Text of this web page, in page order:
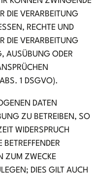
DIE VERARBEITUNG
RECHTE UND
DIE VERARBEITUNG
AUSÜBUNG ODER
1 DSGVO).
DATEN
ZU BETREIBEN, SO
WIDERSPRUCH
ZUM ZWECKE
DIES GILT AUCH